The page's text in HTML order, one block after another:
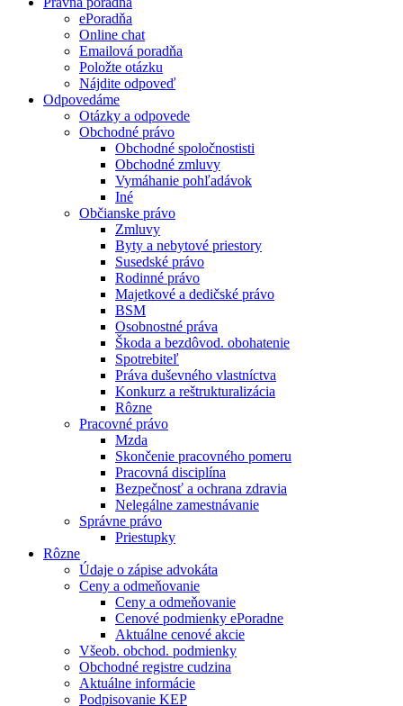
ePoradňa
Online chat
Emailová poradňa
Položte otázku
Nájdite odpoveď
Odpovedáme
Otázky a odpovede
Obchodné právo
Obchodné spoločnostisti
Obchodné zmluvy
Vymáhanie pohľadávok
Iné
Občianske právo
Zmluvy
Byty a nebytové priestory
Susedské právo
Rodinné právo
Majetkové a dedičské právo
BSM
Osobnostné práva
Škoda a bezdôvod. obohatenie
Spotrebiteľ
Práva duševného vlastníctva
Konkurz a reštrukturalizácia
Rôzne
Pracovné právo
Mzda
Skončenie pracovného pomeru
Pracovná disciplína
Bezpečnosť a ochrana zdravia
Nelegálne zamestnávanie
Správne právo
Priestupky
Rôzne
Údaje o zápise advokáta
Ceny a odmeňovanie
Ceny a odmeňovanie
Cenové podmienky ePoradne
Aktuálne cenové akcie
Všeob. obchod. podmienky
Obchodné registre cudzina
Aktuálne informácie
Podpisovanie KEP